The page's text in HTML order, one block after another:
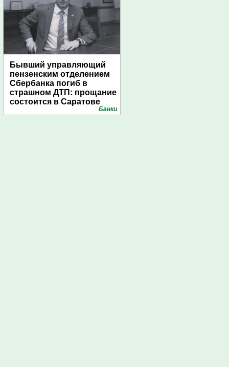
Бывший управляющий
пензенским отделением
Сбербанка погиб в
страшном ДТП: прощание
состоится в Саратове
Банки